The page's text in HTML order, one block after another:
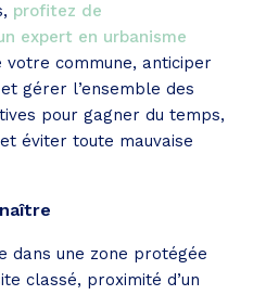
profitez de
expert en urbanisme
votre commune, anticiper
gérer l’ensemble des
pour gagner du temps,
éviter toute mauvaise
dans une zone protégée
classé, proximité d’un